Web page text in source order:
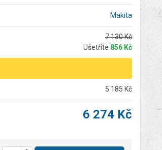
Makita
7 130 Kč
Ušetříte 856 Kč
5 185 Kč
6 274 Kč